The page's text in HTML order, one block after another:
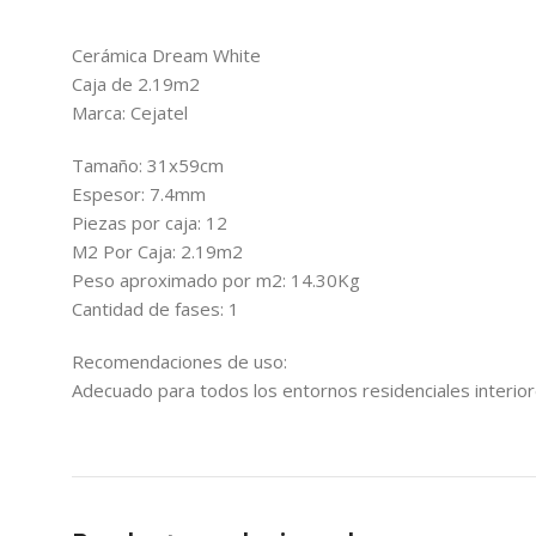
Cerámica Dream White
Caja de 2.19m2
Marca: Cejatel
Tamaño: 31x59cm
Espesor: 7.4mm
Piezas por caja: 12
M2 Por Caja: 2.19m2
Peso aproximado por m2: 14.30Kg
Cantidad de fases: 1
Recomendaciones de uso:
Adecuado para todos los entornos residenciales